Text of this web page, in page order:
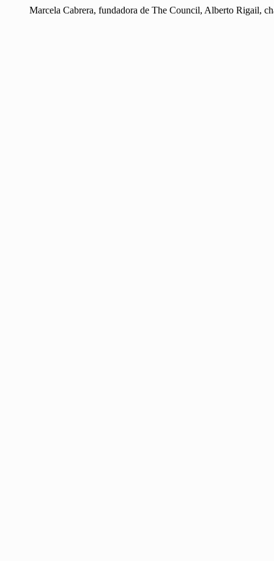
Marcela Cabrera, fundadora de The Council, Alberto Rigail,